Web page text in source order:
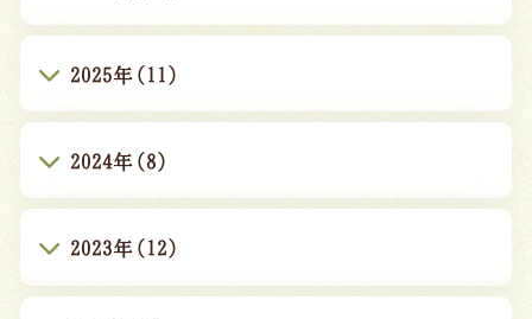
2025年(11)
2024年(8)
2023年(12)